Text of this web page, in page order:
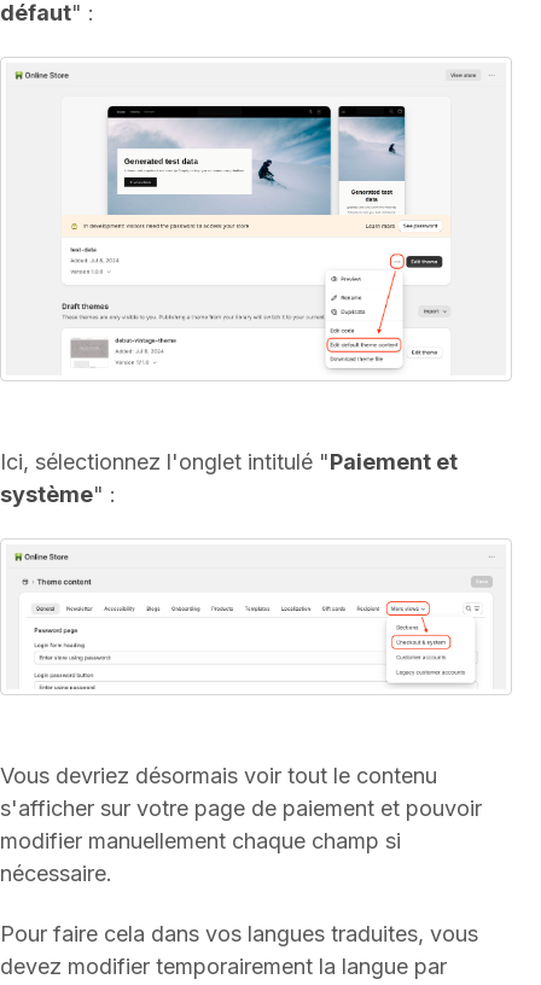
défaut" :
Ici, sélectionnez l'onglet intitulé "Paiement et
système" :
Vous devriez désormais voir tout le contenu
s'afficher sur votre page de paiement et pouvoir
modifier manuellement chaque champ si
nécessaire.
Pour faire cela dans vos langues traduites, vous
devez modifier temporairement la langue par